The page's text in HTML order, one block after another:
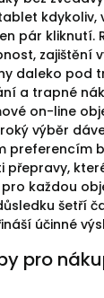
kdykoliv,
pár kliknutí.
zajištění
daleko pod
a trapné
on-line
výběr
preferencím
přepravy,
každou
šetří
účinné
pro